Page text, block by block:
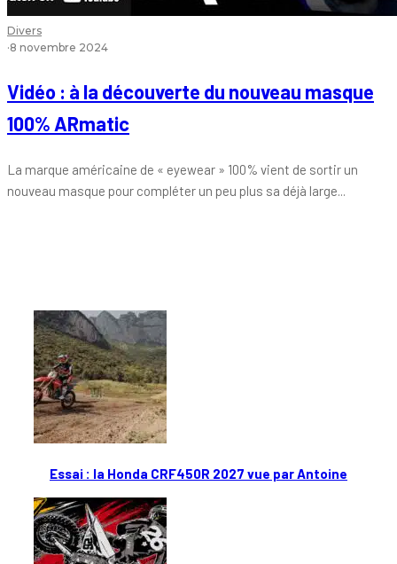
Divers
·8 novembre 2024
Vidéo : à la découverte du nouveau masque
100% ARmatic
La marque américaine de « eyewear » 100% vient de sortir un
nouveau masque pour compléter un peu plus sa déjà large...
Essai : la Honda CRF450R 2027 vue par Antoine